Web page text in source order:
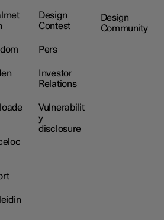
Design
Contest
Pers
Investor
Relations
Vulnerabilit
y
disclosure
Design
Community